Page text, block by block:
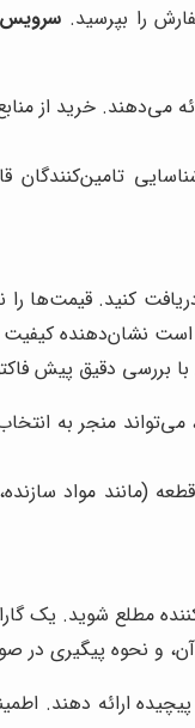
را بپرسید.
می‌دهند. خرید از
کنید. قیمت‌ها
نشان‌دهنده کیفیت
بررسی دقیق پیش
منجر به
مواد
مطلع شوید. یک
نحوه پیگیری در
ارائه دهند.